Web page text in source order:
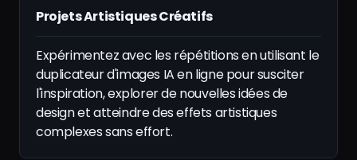
Projets Artistiques Créatifs
Expérimentez avec les répétitions en utilisant le
duplicateur d'images IA en ligne pour susciter
l'inspiration, explorer de nouvelles idées de
design et atteindre des effets artistiques
complexes sans effort.